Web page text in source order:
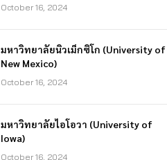
October 16, 2024
มหาวิทยาลัยนิวเม็กซิโก (University of
New Mexico)
October 16, 2024
มหาวิทยาลัยไอโอวา (University of
Iowa)
October 16, 2024